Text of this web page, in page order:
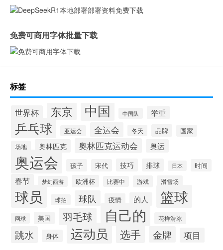
免费可商用字体批量下载
标签
世界杯 东京 中国 中国队 举重
乒乓球 亚运会 全运会 冬天 品牌 国家
场地 奥林匹克 奥林匹克运动会 奥运
奥运会 孩子 宋代 技巧 排球 日本 时间
春节 梦幻西游 欧洲杯 比赛中 游戏 滑雪场
球员 球拍 球队 疫情 的人 篮球
网球 美国 羽毛球 自己的 花样滑冰
跳水 身体 运动员 选手 金牌 项目